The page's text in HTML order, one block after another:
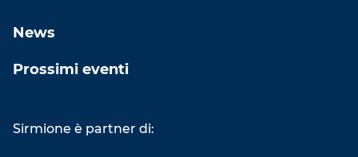
News
Prossimi eventi
Sirmione è partner di: